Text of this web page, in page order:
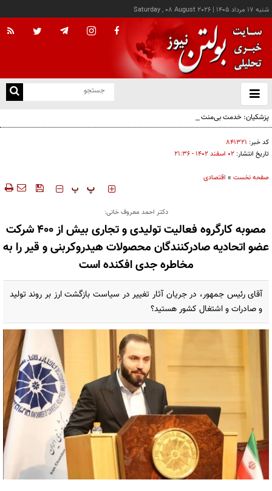
شنبه ۱۷ مرداد ۱۴۰۵ |
Saturday , 08 August 2026
باز
و
پزشکیان: خدمت بی‌منت و مشارکت مردمی، پایه حل مشکلات کشور است
کد خبر: ۸۴۱۳۲۱
تاریخ انتشار: ۰۲ اسفند ۱۴۰۲ - ۲۱:۳۶
صفحه نخست » اقتصادی
‍‍‍ پ پ
دکتر احمد معروف خانی:
مصوبه کارگروه فعالیت تولیدی و تجاری بیش از 400 شرکت
عضو اتحادیه صادرکنندگان محصولات هیدروکربنی و قیر را به
مخاطره جدی افکنده است
آقای رئیس جمهور، در جریان آثار تغییر در سیاست بازگشت ارز بر روند تولید
و صادرات و اشتغال کشور هستید؟